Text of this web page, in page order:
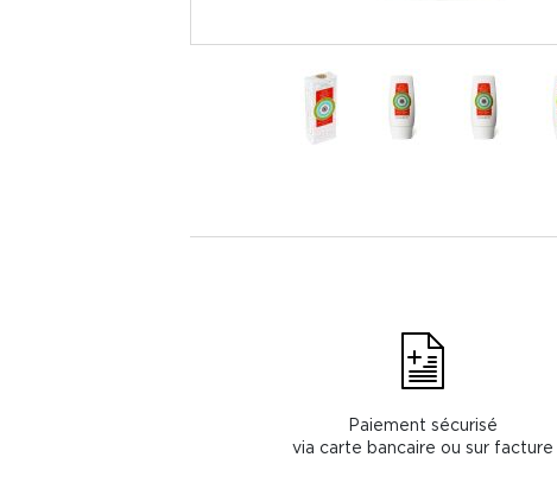
Paiement sécurisé
via carte bancaire ou sur facture